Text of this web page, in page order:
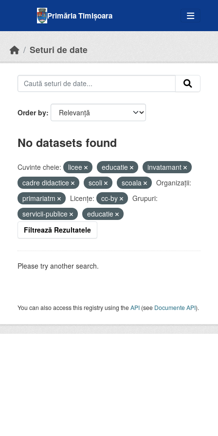
Primăria Timișoara
Seturi de date
Order by
No datasets found
Cuvinte cheie: licee educatie
invatamant
cadre didactice
scoli scoala
Organizații:
primariatm
Licenţe: cc-by
Grupuri:
servicii-publice
educatie
Filtrează Rezultatele
Please try another search.
You can also access this registry using theAPI (see Documente API).